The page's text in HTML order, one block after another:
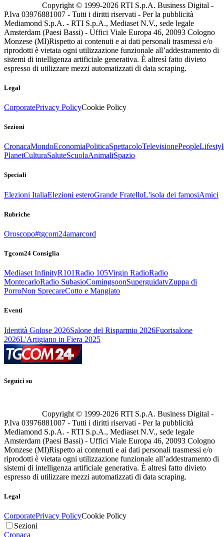
Copyright © 1999-2026 RTI S.p.A. Business Digital -
P.Iva 03976881007 - Tutti i diritti riservati - Per la pubblicità
Mediamond S.p.A. - RTI S.p.A., Mediaset N.V., sede legale
Amsterdam (Paesi Bassi) - Uffici Viale Europa 46, 20093 Cologno
Monzese (MI)Rispetto ai contenuti e ai dati personali trasmessi e/o
riprodotti è vietata ogni utilizzazione funzionale all’addestramento di
sistemi di intelligenza artificiale generativa. È altresì fatto divieto
espresso di utilizzare mezzi automatizzati di data scraping.
Legal
CorporatePrivacy PolicyCookie Policy
Sezioni
CronacaMondoEconomiaPoliticaSpettacoloTelevisionePeople
PlanetCulturaSaluteScuolaAnimaliSpazio
Speciali
Elezioni ItaliaElezioni esteroGrande FratelloL'isola dei famosiAmici
Rubriche
Oroscopo#tgcom24amarcord
Tgcom24 Consiglia
Mediaset InfinityR101Radio 105Virgin RadioRadio
MontecarloRadio SubasioComingsoonSuperguidatvZuppa di
PorroNon SprecareCotto e Mangiato
Eventi
Identità Golose 2026Salone del Risparmio 2026Fuorisalone
2026L'Artigiano in Fiera 2025
Seguici su
Copyright © 1999-2026 RTI S.p.A. Business Digital -
P.Iva 03976881007 - Tutti i diritti riservati - Per la pubblicità
Mediamond S.p.A. - RTI S.p.A., Mediaset N.V., sede legale
Amsterdam (Paesi Bassi) - Uffici Viale Europa 46, 20093 Cologno
Monzese (MI)Rispetto ai contenuti e ai dati personali trasmessi e/o
riprodotti è vietata ogni utilizzazione funzionale all’addestramento di
sistemi di intelligenza artificiale generativa. È altresì fatto divieto
espresso di utilizzare mezzi automatizzati di data scraping.
Legal
CorporatePrivacy PolicyCookie Policy
Sezioni
Cronaca